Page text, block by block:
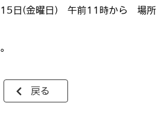
15日(金曜日) 午前11時から 場所
戻る